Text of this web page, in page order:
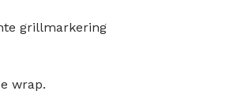
grillmarkering
wrap.